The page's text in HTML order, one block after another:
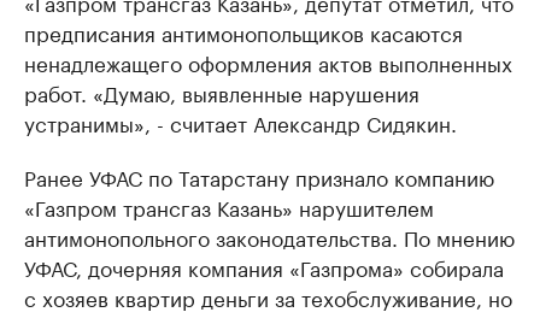
предписания антимонопольщиков касаются
ненадлежащего оформления актов выполненных
работ. «Думаю, выявленные нарушения
устранимы», - считает Александр Сидякин.
Ранее УФАС по Татарстану признало компанию
«Газпром трансгаз Казань» нарушителем
антимонопольного законодательства. По мнению
УФАС, дочерняя компания «Газпрома» собирала
с хозяев квартир деньги за техобслуживание, но